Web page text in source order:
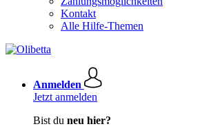
Kontakt
Alle Hilfe-Themen
Anmelden
Jetzt anmelden
Bist du neu hier?